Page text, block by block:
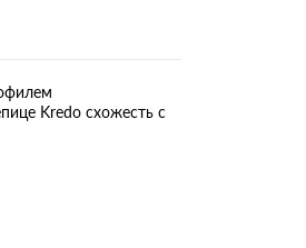
Kredo схожесть с